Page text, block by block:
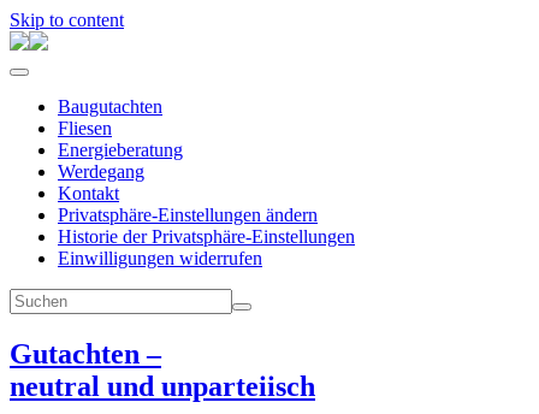
Skip to content
Baugutachten
Fliesen
Energieberatung
Werdegang
Kontakt
Privatsphäre-Einstellungen ändern
Historie der Privatsphäre-Einstellungen
Einwilligungen widerrufen
Gutachten –
neutral und unparteiisch